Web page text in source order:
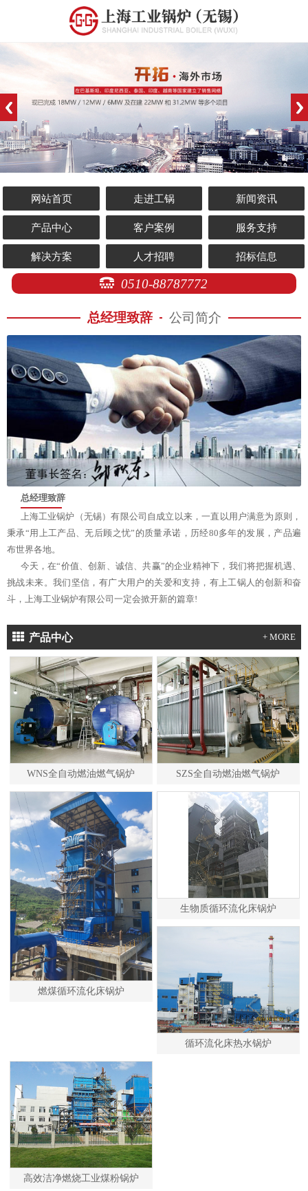
网站首页 走进工锅 新闻资讯
产品中心 客户案例 服务支持
解决方案 人才招聘 招标信息
0510-88787772
总经理致辞 公司简介
总经理致辞
上海工业锅炉（无锡）有限公司自成立以来，一直以用户满意为原则，
秉承“用上工产品、无后顾之忧”的质量承诺，历经80多年的发展，产品遍
布世界各地。
今天，在“价值、创新、诚信、共赢”的企业精神下，我们将把握机遇、
挑战未来。我们坚信，有广大用户的关爱和支持，有上工锅人的创新和奋
斗，上海工业锅炉有限公司一定会掀开新的篇章!
产品中心 + MORE
WNS全自动燃油燃气锅炉 SZS全自动燃油燃气锅炉
燃煤循环流化床锅炉
生物质循环流化床锅炉
循环流化床热水锅炉
高效洁净燃烧工业煤粉锅炉